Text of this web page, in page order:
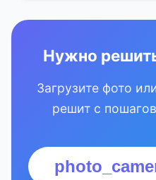
Нужно
Загрузите фото
решит с